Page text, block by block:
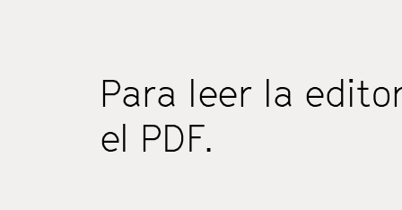
Para leer la
el PDF.